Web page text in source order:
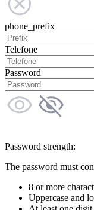
phone_prefix
Telefone
Password
Password strength:
The password must
8 or more
Uppercase and